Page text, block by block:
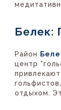
Белек:
Район
центр
отдыхом.